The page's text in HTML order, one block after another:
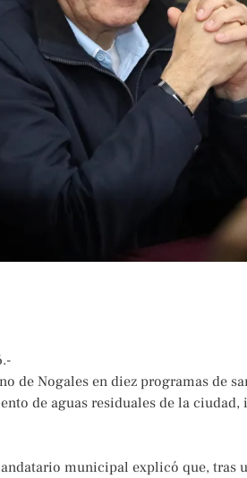
de Nogales en diez programas de
de aguas residuales de la
municipal explicó que, tras